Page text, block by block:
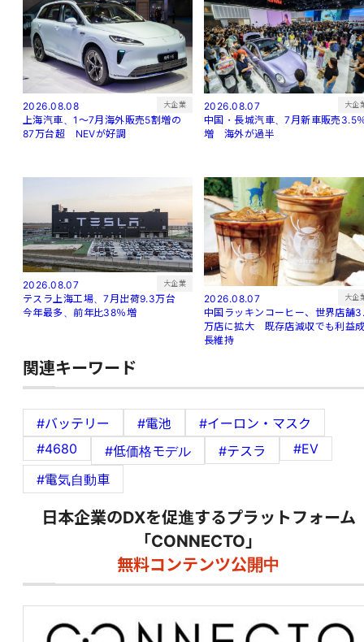
2026.08.08 大企業
上海汽車、1～7月海外販売5割増の
87万台超 NEVが好調
2026.08.07 大企
中国・長城汽車、7月新車販売3.5
増 海外が過半
2026.08.07 大企業
テスラ上海工場、7月出荷9.3万台
今年最多、前年比38％増
2026.08.07 大企
中国ラッキンコーヒー、世界店舗
万店に拡大 既存店減収でも利益
長維持
関連キーワード
#バッテリー #電池
#イーロン・マスク
#4680
#低価格モデル #テスラ
#EV
#電気自動車
日本企業のDXを促進するプラットフォーム
「CONNECTO」
無料コンテンツ公開中